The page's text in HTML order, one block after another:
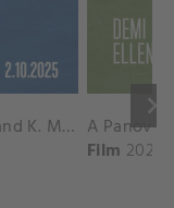
keyboard_arrow_right
A. Krunic and A. Danilina vs. P. Hon and K. Muchova Match Highlights - BEIJING_Capital Group Diamond ( October 02, 2025)
Film 2026